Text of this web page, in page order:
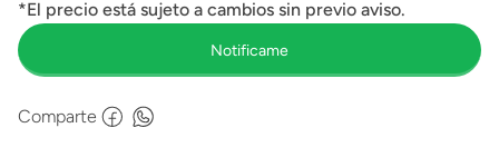
Comparte